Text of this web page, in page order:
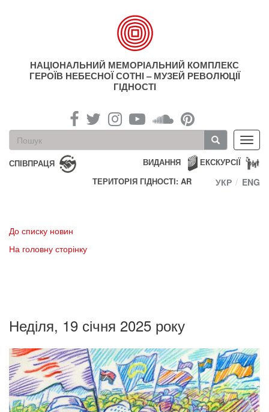
НАЦІОНАЛЬНИЙ МЕМОРІАЛЬНИЙ КОМПЛЕКС
ГЕРОЇВ НЕБЕСНОЇ СОТНІ – МУЗЕЙ РЕВОЛЮЦІЇ
ГІДНОСТІ
Пошукова
форма
Пошук
СПІВПРАЦЯ ЕКСКУРСІЇ
ВИДАННЯ
ТЕРИТОРІЯ ГІДНОСТІ: AR
УКР ENG
До списку новин
На головну сторінку
Неділя, 19 січня 2025 року